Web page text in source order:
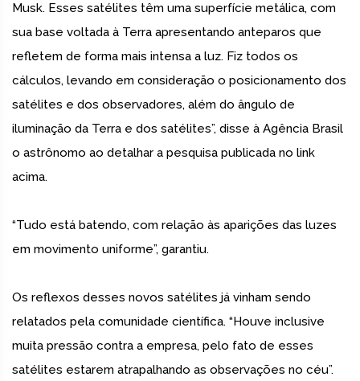
Musk. Esses satélites têm uma superfície metálica, com
sua base voltada à Terra apresentando anteparos que
refletem de forma mais intensa a luz. Fiz todos os
cálculos, levando em consideração o posicionamento dos
satélites e dos observadores, além do ângulo de
iluminação da Terra e dos satélites”, disse à Agência Brasil
o astrônomo ao detalhar a pesquisa publicada no link
acima.
“Tudo está batendo, com relação às aparições das luzes
em movimento uniforme”, garantiu.
Os reflexos desses novos satélites já vinham sendo
relatados pela comunidade científica. “Houve inclusive
muita pressão contra a empresa, pelo fato de esses
satélites estarem atrapalhando as observações no céu”.